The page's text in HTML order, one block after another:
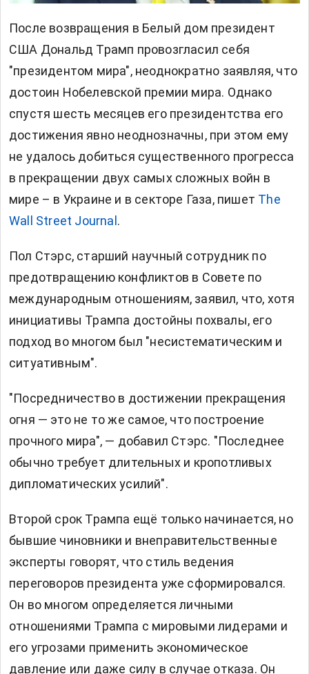
После возвращения в Белый дом президент
США Дональд Трамп провозгласил себя
"президентом мира", неоднократно заявляя, что
достоин Нобелевской премии мира. Однако
спустя шесть месяцев его президентства его
достижения явно неоднозначны, при этом ему
не удалось добиться существенного прогресса
в прекращении двух самых сложных войн в
мире – в Украине и в секторе Газа, пишет The
Wall Street Journal .
Пол Стэрс, старший научный сотрудник по
предотвращению конфликтов в Совете по
международным отношениям, заявил, что, хотя
инициативы Трампа достойны похвалы, его
подход во многом был "несистематическим и
ситуативным".
"Посредничество в достижении прекращения
огня — это не то же самое, что построение
прочного мира", — добавил Стэрс. "Последнее
обычно требует длительных и кропотливых
дипломатических усилий".
Второй срок Трампа ещё только начинается, но
бывшие чиновники и внеправительственные
эксперты говорят, что стиль ведения
переговоров президента уже сформировался.
Он во многом определяется личными
отношениями Трампа с мировыми лидерами и
его угрозами применить экономическое
давление или даже силу в случае отказа. Он